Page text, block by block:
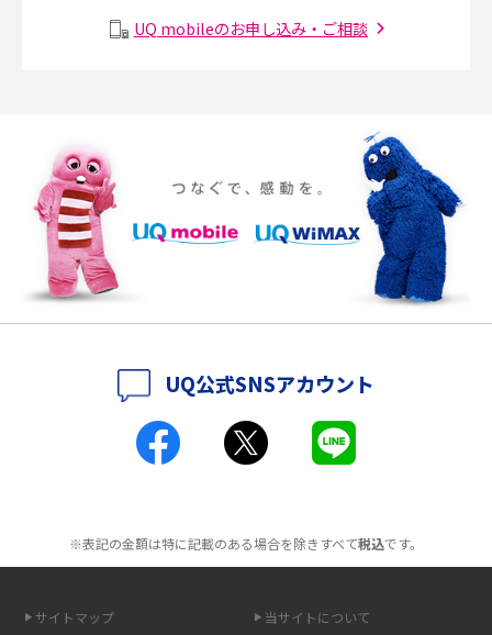
メッシュWi-Fiとは？仕組みやメリット・デメリット、中継機との違いを解
ポケット型Wi-Fiをレンタルするメリットとは？選び方や向いている方の特
徴も紹介
持ち運びできるポケット型Wi-Fiのおススメの選び方は？メリット・デメリ
ットも紹介
ポケット型Wi-Fiはクレカなしでも利用できる？口座振替の方法や注意点も
ポケット型Wi-Fiとは？通信の仕組みやメリット・デメリットを解説
工事不要！置くだけWi-Fiの特徴は？メリット・デメリットや選び方を解説
介
UQ mobileのお申し込み・ご相談
UQ公式SNSアカウント
※表記の金額は特に記載のある場合を除きすべて税込です。
サイトマップ
当サイトについて